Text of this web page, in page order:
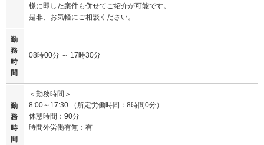
様に即した案件も併せてご紹介が可能です。
是非、お気軽にご相談ください。
勤
務
時
間
08時00分 ～ 17時30分
勤
務
時
間
＜勤務時間＞
8:00～17:30 （所定労働時間：8時間0分）
休憩時間：90分
時間外労働有無：有